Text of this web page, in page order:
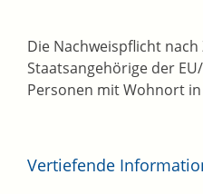
Die Nachweispflicht
Staatsangehörige der
Personen mit Wohnort in
Vertiefende